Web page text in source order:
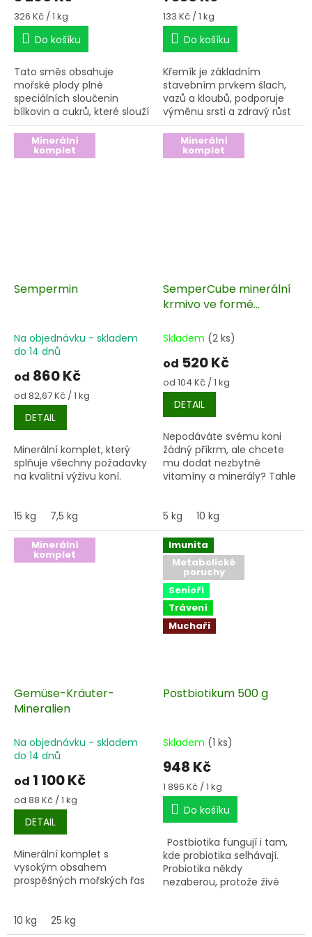
Měrná
cena:
326 Kč / 1 kg
Do košíku
Tato směs obsahuje
mořské plody plné
speciálních sloučenin
bílkovin a cukrů, které slouží
k výstavbě chrupavek,
kloubního moku ke
zmenšení tření a dodávají
Měrná
cena:
133 Kč / 1 kg
Do košíku
Křemík je základním
stavebním prvkem šlach,
vazů a kloubů, podporuje
výměnu srsti a zdravý růst
kopytní rohoviny.
Minerální
komplet
Sempermin
Na objednávku - skladem
do 14 dnů
od 860 Kč
Měrná
cena:
od 82,67 Kč / 1 kg
DETAIL
Minerální komplet, který
splňuje všechny požadavky
na kvalitní výživu koní.
15 kg 7,5 kg
Minerální
komplet
SemperCube minerální
krmivo ve formě
Skladem (2 ks)
od 520 Kč
Měrná
cena:
od 104 Kč / 1 kg
DETAIL
Nepodáváte svému koni
žádný příkrm, ale chcete
mu dodat nezbytné
vitamíny a minerály? Tahle
5 kg
10 kg
Minerální
komplet
Gemüse-Kräuter-
Mineralien
Na objednávku - skladem
do 14 dnů
od 1 100 Kč
Měrná
cena:
od 88 Kč / 1 kg
DETAIL
Minerální komplet s
vysokým obsahem
prospěšných mořských řas
10 kg 25 kg
Imunita
Metabolické
poruchy
Senioři
Trávení
Muchaři
Postbiotikum 500 g
Skladem (1 ks)
948 Kč
Měrná
cena:
1 896 Kč / 1 kg
Do košíku
Postbiotika fungují i tam,
kde probiotika selhávají.
Probiotika někdy
nezaberou, protože živé